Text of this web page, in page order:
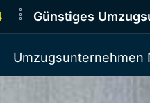
Günstiges
Umzugsunternehmen